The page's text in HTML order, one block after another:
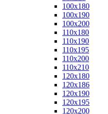
100x180
100x190
100x200
110x180
110x190
110x195
110x200
110x210
120x180
120x186
120x190
120x195
120x200